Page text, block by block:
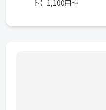
ト】1,100円～